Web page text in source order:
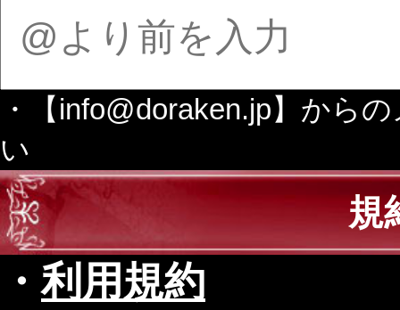
・【info@doraken.jp】から
い
規
・利用規約